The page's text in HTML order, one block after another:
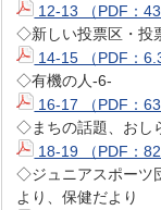
12-13 （PDF：
◇新しい投票区・投
14-15 （PDF：
◇有機の人-6-
16-17 （PDF：
◇まちの話題、おし
18-19 （PDF：
◇ジュニアスポーツ
より、保健だより